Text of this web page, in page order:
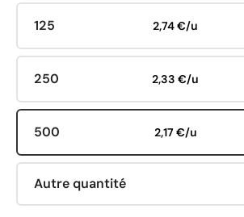
125 2,74 €/u
250 2,33 €/u
500 2,17 €/u
Autre quantité